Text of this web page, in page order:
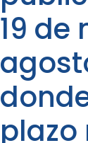
19 de
plazo